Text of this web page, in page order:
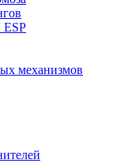
ESP
механизмов